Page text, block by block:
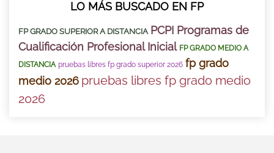
LO MÁS BUSCADO EN FP
FP GRADO SUPERIOR A DISTANCIA PCPI Programas de
Cualificación Profesional Inicial FP GRADO MEDIO A
DISTANCIA pruebas libres fp grado superior 2026 fp grado
medio 2026 pruebas libres fp grado medio
2026